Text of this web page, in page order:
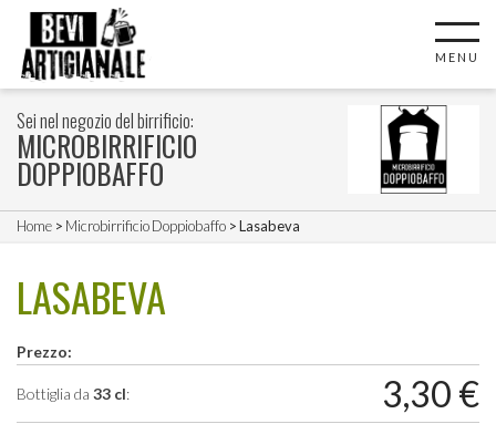
MENU
Sei nel negozio del birrificio:
MICROBIRRIFICIO
DOPPIOBAFFO
Home > Microbirrificio Doppiobaffo > Lasabeva
LASABEVA
Prezzo:
Bottiglia da 33 cl: 3,30 €